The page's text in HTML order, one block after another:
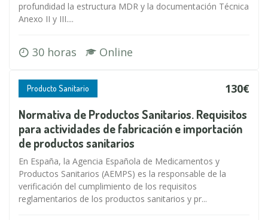
profundidad la estructura MDR y la documentación Técnica
Anexo II y III....
30 horas Online
Producto Sanitario 130€
Normativa de Productos Sanitarios. Requisitos
para actividades de fabricación e importación
de productos sanitarios
En España, la Agencia Española de Medicamentos y
Productos Sanitarios (AEMPS) es la responsable de la
verificación del cumplimiento de los requisitos
reglamentarios de los productos sanitarios y pr...